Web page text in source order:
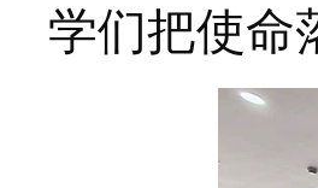
学们把使命